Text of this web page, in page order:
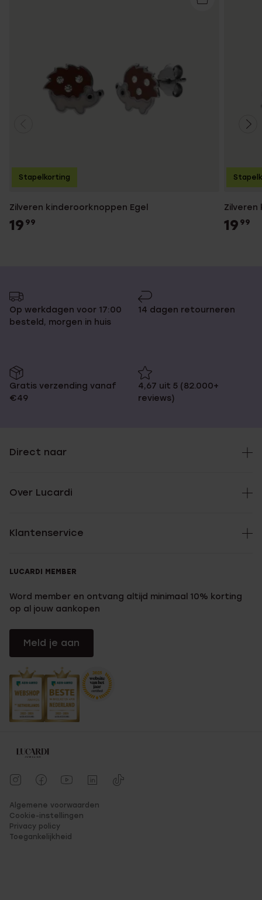
Zilveren kinderoorknoppen Egel
19 99
Stapelkorting
19 99
Op werkdagen voor 17:00
besteld, morgen in huis
14 dagen retourneren
Gratis verzending vanaf
€49
4,67 uit 5 (82.000+
reviews)
Direct naar
Over Lucardi
Klantenservice
LUCARDI MEMBER
Word member en ontvang altijd minimaal 10% korting
op al jouw aankopen
Meld je aan
Algemene voorwaarden
Cookie-instellingen
Privacy policy
Toegankelijkheid